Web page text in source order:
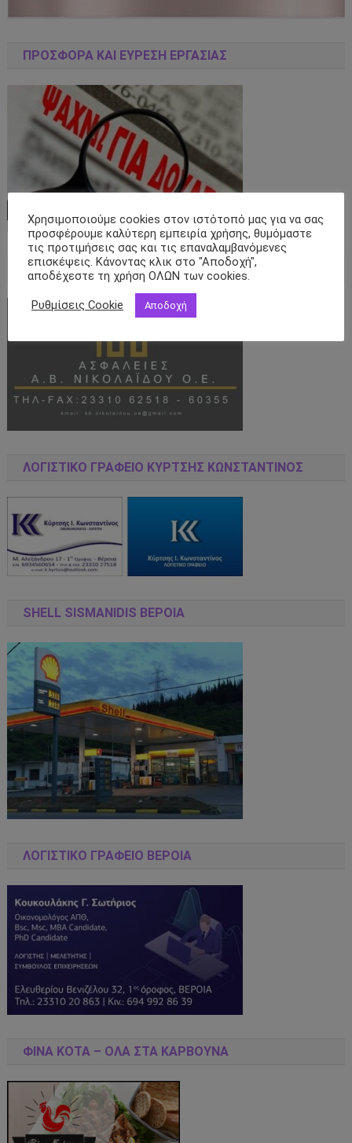
ΠΡΟΣΦΟΡΑ ΚΑΙ ΕΥΡΕΣΗ ΕΡΓΑΣΙΑΣ
ΑΣΦΑΛΙΣΤΙΚΌ ΠΡΑΚΤΟΡΕΊΟ ΑΒ ΝΙΚΟΛΑΙΔΟΥ ΟΕ
ΛΟΓΙΣΤΙΚΌ ΓΡΑΦΕΊΟ ΚΎΡΤΣΗΣ ΚΩΝΣΤΑΝΤΊΝΟΣ
SHELL SISMANIDIS ΒΕΡΟΙΑ
ΛΟΓΙΣΤΙΚΌ ΓΡΑΦΕΊΟ ΒΈΡΟΙΑ
ΦΊΝΑ ΚΌΤΑ – ΌΛΑ ΣΤΑ ΚΆΡΒΟΥΝΑ
Χρησιμοποιούμε cookies στον ιστότοπό μας για να σας
προσφέρουμε καλύτερη εμπειρία χρήσης, θυμόμαστε
τις προτιμήσεις σας και τις επαναλαμβανόμενες
επισκέψεις. Κάνοντας κλικ στο "Αποδοχή",
αποδέχεστε τη χρήση ΟΛΩΝ των cookies.
Ρυθμίσεις Cookie Αποδοχή